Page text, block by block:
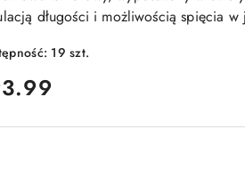
długości i możliwością spięcia w
19szt.